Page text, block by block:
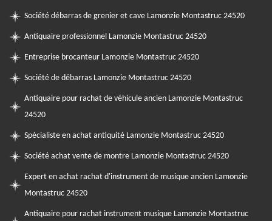
Société débarras de grenier et cave Lamonzie Montastruc 24520
Antiquaire professionnel Lamonzie Montastruc 24520
Entreprise brocanteur Lamonzie Montastruc 24520
Société de débarras Lamonzie Montastruc 24520
Antiquaire pour rachat de véhicule ancien Lamonzie Montastruc
24520
Spécialiste en achat antiquité Lamonzie Montastruc 24520
Société achat vente de montre Lamonzie Montastruc 24520
Expert en achat rachat d'instrument de musique ancien Lamonzie
Montastruc 24520
Antiquaire pour rachat instrument musique Lamonzie Montastruc